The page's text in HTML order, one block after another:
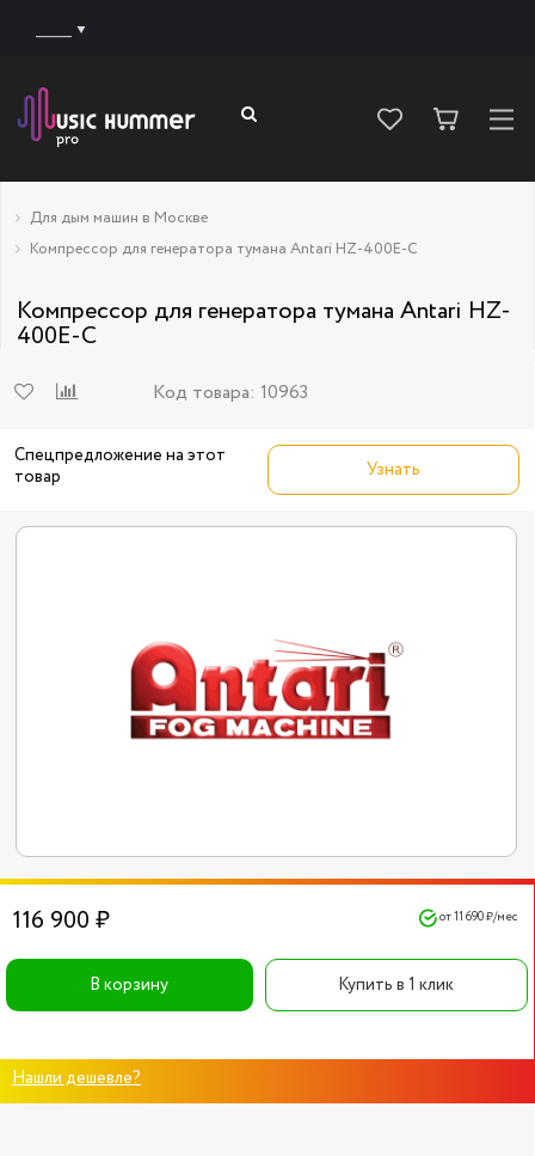
Для дым машин в Москве
Компрессор для генератора тумана Antari HZ-400E-C
Компрессор для генератора тумана Antari HZ-
400E-C
Код товара: 10963
Спецпредложение на этот
товар
Узнать
116 900 ₽ от 11 690 ₽/мес
В корзину Купить в 1 клик
Нашли дешевле?